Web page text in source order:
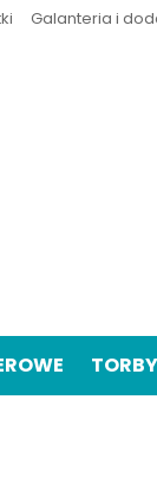
Galanteria i